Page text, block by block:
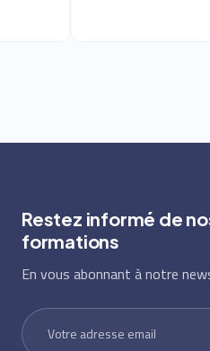
Restez informé de
formations
En vous abonnant à notre